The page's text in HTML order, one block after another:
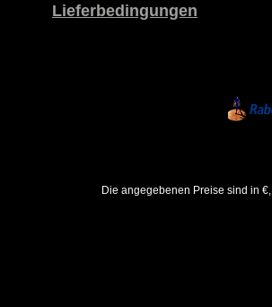
Lieferbedingungen
Die angegebenen Preise sind in